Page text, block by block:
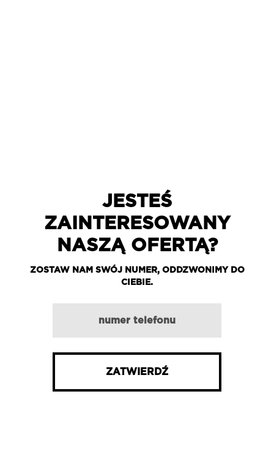
JESTEŚ
ZAINTERESOWANY
NASZĄ OFERTĄ?
ZOSTAW NAM SWÓJ NUMER, ODDZWONIMY DO
CIEBIE.
wpisz numer telefonu